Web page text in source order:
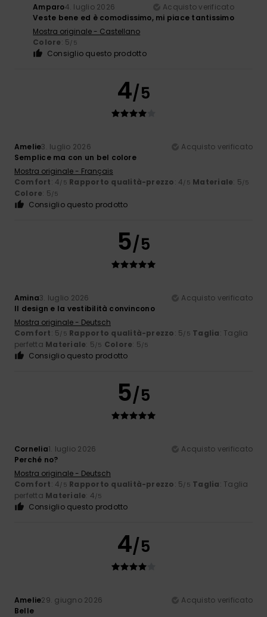
Amparo4. luglio 2026
Acquisto verificato
Veste bene ed è comodissimo, mi piace tantissimo
Mostra originale - Castellano
Colore: 5/5
Consiglio questo prodotto
4/5
Amelie3. luglio 2026
Acquisto verificato
Semplice ma con un bel colore
Mostra originale - Français
Comfort: 4/5 Rapporto qualità-prezzo: 4/5 Materiale: 5/5
Colore: 5/5
Consiglio questo prodotto
5/5
Amina3. luglio 2026
Acquisto verificato
Il design e la vestibilità convincono
Mostra originale - Deutsch
Comfort: 5/5 Rapporto qualità-prezzo: 5/5 Taglia: Taglia
perfetta Materiale: 5/5 Colore: 5/5
Consiglio questo prodotto
5/5
Cornelia1. luglio 2026
Acquisto verificato
Perché no?
Mostra originale - Deutsch
Comfort: 4/5 Rapporto qualità-prezzo: 5/5 Taglia: Taglia
perfetta Materiale: 4/5
Consiglio questo prodotto
4/5
Amelie29. giugno 2026
Acquisto verificato
Belle